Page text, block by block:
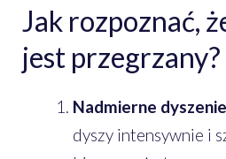
Jak rozpoznać,
jest przegrzany?
Nadmierne
dyszy intensywnie i